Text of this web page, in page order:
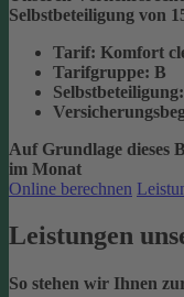
Selbstbeteiligung von
Tarif: Komfort
Tarifgruppe: B
Selbstbeteiligung
Auf Grundlage dieses
im Monat
Online berechnen
Leistungen
So stehen wir Ihnen